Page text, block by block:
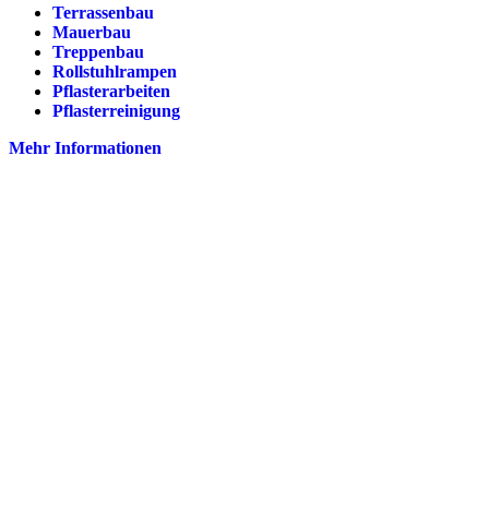
Terrassenbau
Mauerbau
Treppenbau
Rollstuhlrampen
Pflasterarbeiten
Pflasterreinigung
Mehr Informationen